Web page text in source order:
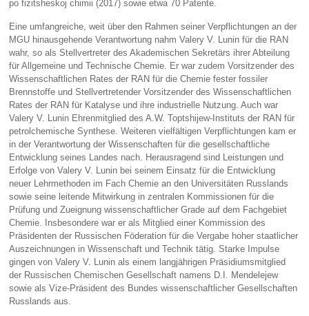
po fizitsheskoj chimii (2017) sowie etwa 70 Patente.
Eine umfangreiche, weit über den Rahmen seiner Verpflichtungen an der
MGU hinausgehende Verantwortung nahm Valery V. Lunin für die RAN
wahr, so als Stellvertreter des Akademischen Sekretärs ihrer Abteilung
für Allgemeine und Technische Chemie. Er war zudem Vorsitzender des
Wissenschaftlichen Rates der RAN für die Chemie fester fossiler
Brennstoffe und Stellvertretender Vorsitzender des Wissenschaftlichen
Rates der RAN für Katalyse und ihre industrielle Nutzung. Auch war
Valery V. Lunin Ehrenmitglied des A.W. Toptshijew-Instituts der RAN für
petrolchemische Synthese. Weiteren vielfältigen Verpflichtungen kam er
in der Verantwortung der Wissenschaften für die gesellschaftliche
Entwicklung seines Landes nach. Herausragend sind Leistungen und
Erfolge von Valery V. Lunin bei seinem Einsatz für die Entwicklung
neuer Lehrmethoden im Fach Chemie an den Universitäten Russlands
sowie seine leitende Mitwirkung in zentralen Kommissionen für die
Prüfung und Zueignung wissenschaftlicher Grade auf dem Fachgebiet
Chemie. Insbesondere war er als Mitglied einer Kommission des
Präsidenten der Russischen Föderation für die Vergabe hoher staatlicher
Auszeichnungen in Wissenschaft und Technik tätig. Starke Impulse
gingen von Valery V. Lunin als einem langjährigen Präsidiumsmitglied
der Russischen Chemischen Gesellschaft namens D.I. Mendelejew
sowie als Vize-Präsident des Bundes wissenschaftlicher Gesellschaften
Russlands aus.